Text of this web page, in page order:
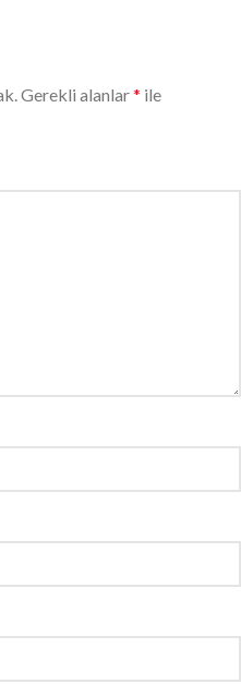
Gerekli alanlar* ile